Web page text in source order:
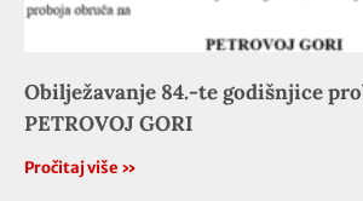
Obilježavanje 84.-te godišnjice
PETROVOJ GORI
Pročitaj više »